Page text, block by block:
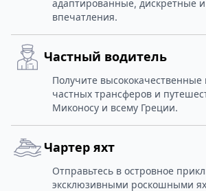
адаптированные, дискретные
впечатления.
Частный водитель
Получите
частных трансферов и
Миконосу и всему Греции.
Чартер яхт
Отправьтесь в островное
эксклюзивными роскошными